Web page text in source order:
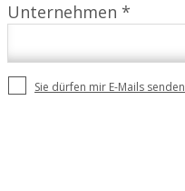
Unternehmen *
Sie dürfen mir E-Mails senden